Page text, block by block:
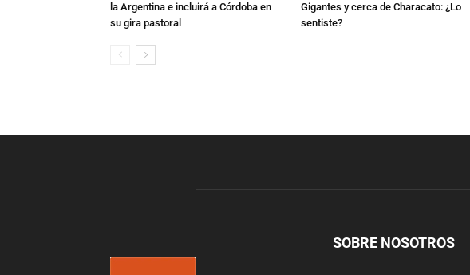
la Argentina e incluirá a Córdoba en
su gira pastoral
Gigantes y cerca de Characato: ¿Lo
sentiste?
SOBRE NOSOTROS